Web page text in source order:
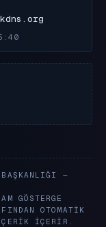
—
GÖSTERGE
OTOMATIK
IÇERIR.